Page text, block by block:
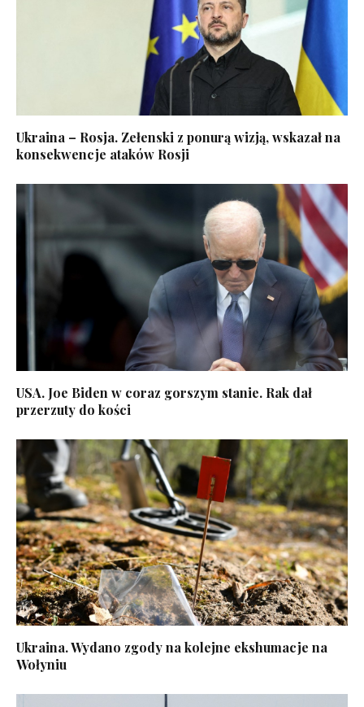
Ukraina – Rosja. Zełenski z ponurą wizją, wskazał na
konsekwencje ataków Rosji
USA. Joe Biden w coraz gorszym stanie. Rak dał
przerzuty do kości
Ukraina. Wydano zgody na kolejne ekshumacje na
Wołyniu